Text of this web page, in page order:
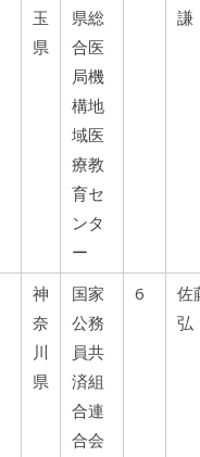
玉
県
県総
合医
局機
構地
域医
療教
育セ
ンタ
ー
謙
神
奈
川
県
国家
公務
員共
済組
合連
合会
6
佐
弘